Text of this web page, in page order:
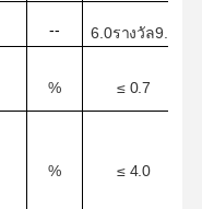
-- 6.0รางวัล9.0
% ≤ 0.7
% ≤ 4.0